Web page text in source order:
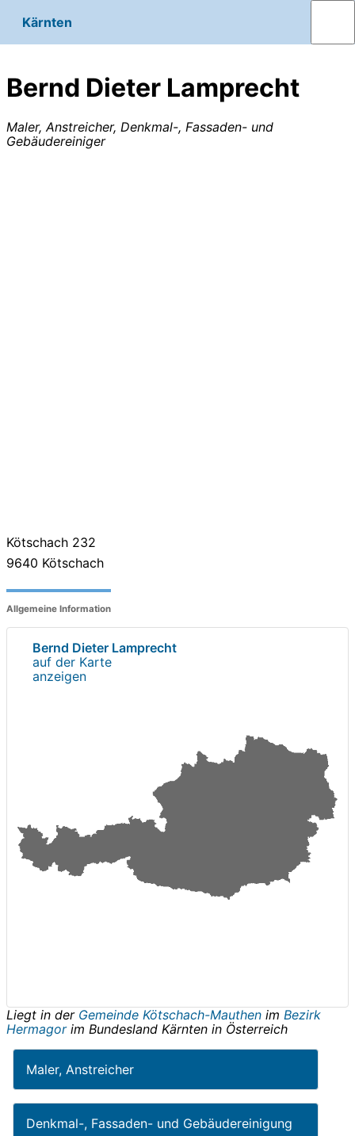
Kärnten
Bernd Dieter Lamprecht
Maler, Anstreicher, Denkmal-, Fassaden- und
Gebäudereiniger
Kötschach 232
9640 Kötschach
Allgemeine Information
Bernd Dieter Lamprecht
auf der Karte
anzeigen
Liegt in der Gemeinde Kötschach-Mauthen im Bezirk
Hermagorim Bundesland Kärnten in Österreich
Maler, Anstreicher
Denkmal-, Fassaden- und Gebäudereinigung